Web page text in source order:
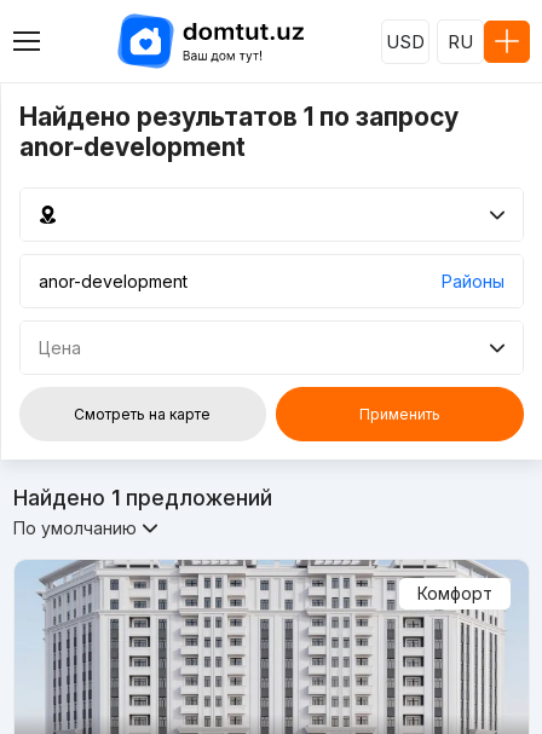
USD RU
Найдено результатов 1 по запросу
anor-development
Районы
Цена
Смотреть на карте Применить
Найдено 1предложений
По умолчанию
Комфорт